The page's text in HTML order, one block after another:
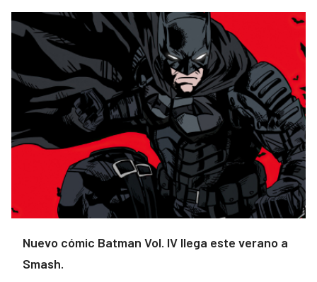
Nuevo cómic Batman Vol. IV llega este verano a
Smash.